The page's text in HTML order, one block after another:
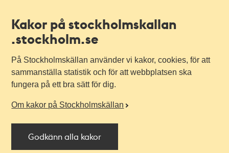
Kakor på stockholmskallan
.stockholm.se
På Stockholmskällan använder vi kakor, cookies, för att
sammanställa statistik och för att webbplatsen ska
fungera på ett bra sätt för dig.
Om kakor på Stockholmskällan
Godkänn alla kakor